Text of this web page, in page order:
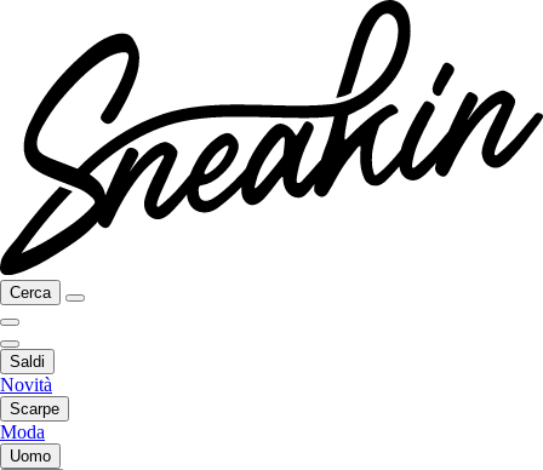
Cerca
Saldi
Novità
Scarpe
Moda
Uomo